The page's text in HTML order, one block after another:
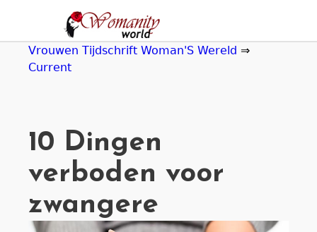
navigation
Vrouwen Tijdschrift Woman'S Wereld ⇒
Current
10 Dingen
verboden voor
zwangere